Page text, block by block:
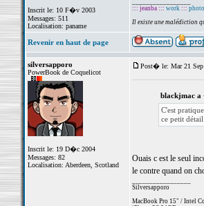
Inscrit le: 10 F�v 2003
Messages: 511
Localisation: paname
::: jeanba ::: work::: photo
Il existe une malédiction
Revenir en haut de page
silversapporo
PowerBook de Coquelicot
Inscrit le: 19 D�c 2004
Messages: 82
Localisation: Aberdeen, Scotland
Post� le: Mar 21 Sep
blackjmac
C'est
ce petit
Ouais c est le seul
le contre quand on
Silversapporo
MacBook Pro 15" / Intel